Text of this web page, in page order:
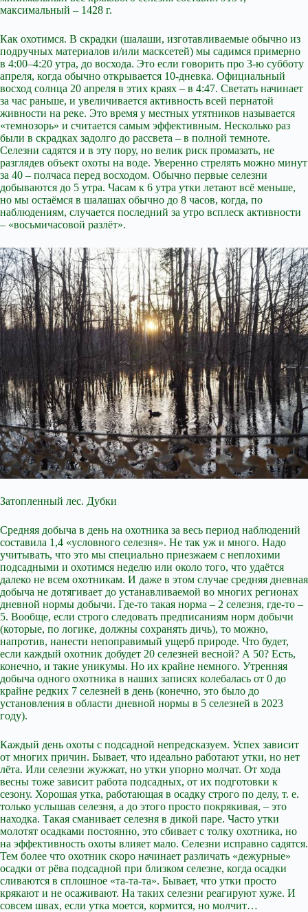
максимальный – 1428 г.
Как охотимся. В скрадки (шалаши, изготавливаемые обычно из
подручных материалов и/или масксетей) мы садимся примерно
в 4:00–4:20 утра, до восхода. Это если говорить про 3-ю субботу
апреля, когда обычно открывается 10-дневка. Официальный
восход солнца 20 апреля в этих краях – в 4:47. Светать начинает
за час раньше, и увеличивается активность всей пернатой
живности на реке. Это время у местных утятников называется
«темнозорь» и считается самым эффективным. Несколько раз
были в скрадках задолго до рассвета – в полной темноте.
Селезни садятся и в эту пору, но велик риск промазать, не
разглядев объект охоты на воде. Уверенно стрелять можно минут
за 40 – полчаса перед восходом. Обычно первые селезни
добываются до 5 утра. Часам к 6 утра утки летают всё меньше,
но мы остаёмся в шалашах обычно до 8 часов, когда, по
наблюдениям, случается последний за утро всплеск активности
– «восьмичасовой разлёт».
Затопленный лес. Дубки
Средняя добыча в день на охотника за весь период наблюдений
составила 1,4 «условного селезня». Не так уж и много. Надо
учитывать, что это мы специально приезжаем с неплохими
подсадными и охотимся неделю или около того, что удаётся
далеко не всем охотникам. И даже в этом случае средняя дневная
добыча не дотягивает до устанавливаемой во многих регионах
дневной нормы добычи. Где-то такая норма – 2 селезня, где-то –
5. Вообще, если строго следовать предписаниям норм добычи
(которые, по логике, должны сохранять дичь), то можно,
напротив, нанести непоправимый ущерб природе. Что будет,
если каждый охотник добудет 20 селезней весной? А 50? Есть,
конечно, и такие уникумы. Но их крайне немного. Утренняя
добыча одного охотника в наших записях колебалась от 0 до
крайне редких 7 селезней в день (конечно, это было до
установления в области дневной нормы в 5 селезней в 2023
году).
Каждый день охоты с подсадной непредсказуем. Успех зависит
от многих причин. Бывает, что идеально работают утки, но нет
лёта. Или селезни жужжат, но утки упорно молчат. От хода
весны тоже зависит работа подсадных, от их подготовки к
сезону. Хорошая утка, работающая в осадку строго по делу, т. е.
только услышав селезня, а до этого просто покрякивая, – это
находка. Такая сманивает селезня в дикой паре. Часто утки
молотят осадками постоянно, это сбивает с толку охотника, но
на эффективность охоты влияет мало. Селезни исправно садятся.
Тем более что охотник скоро начинает различать «дежурные»
осадки от рёва подсадной при близком селезне, когда осадки
сливаются в сплошное «та-та-та». Бывает, что утки просто
крякают и не осаживают. На таких селезни реагируют хуже. И
совсем швах, если утка моется, кормится, но молчит…